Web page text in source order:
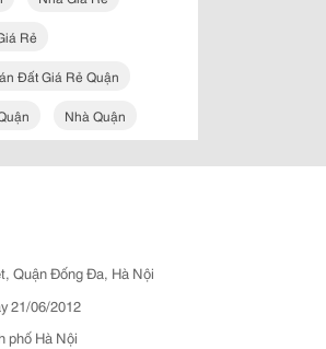
Rẻ
Đất Giá Rẻ Quận
Nhà Quận
Quận Đống Đa, Hà Nội
21/06/2012
phố Hà Nội